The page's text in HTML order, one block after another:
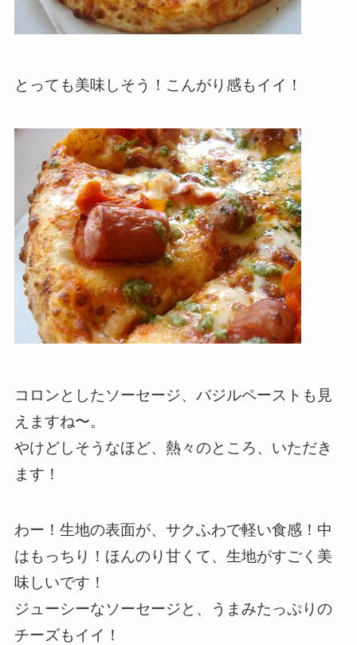
とっても美味しそう！こんがり感もイイ！
コロンとしたソーセージ、バジルペーストも見
えますね〜。
やけどしそうなほど、熱々のところ、いただき
ます！
わー！生地の表面が、サクふわで軽い食感！中
はもっちり！ほんのり甘くて、生地がすごく美
味しいです！
ジューシーなソーセージと、うまみたっぷりの
チーズもイイ！